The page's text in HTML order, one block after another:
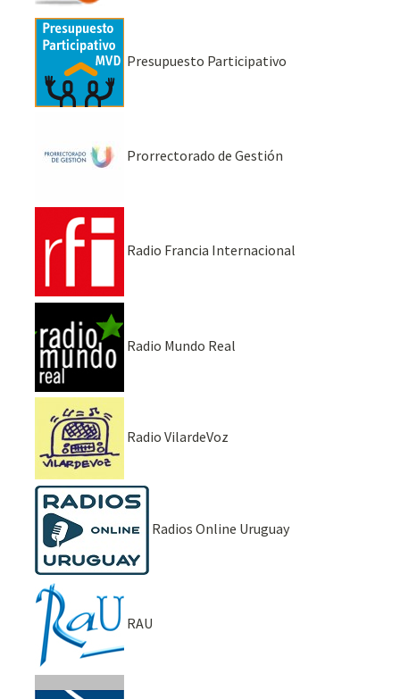
Presupuesto Participativo
Prorrectorado de Gestión
Radio Francia Internacional
Radio Mundo Real
Radio VilardeVoz
Radios Online Uruguay
RAU